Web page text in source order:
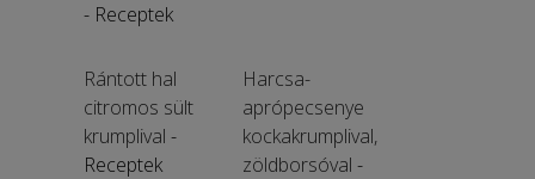
- Receptek
Rántott hal
citromos sült
krumplival -
Receptek
Harcsa-
aprópecsenye
kockakrumplival,
zöldborsóval -